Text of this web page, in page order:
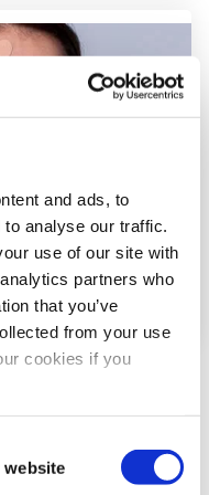
and ads, to
analyse our traffic.
use of our site with
partners who
that you’ve
from your use
cookies if you
website
tira lo más cerca
hacia la frente.
tira, sin estirarla,